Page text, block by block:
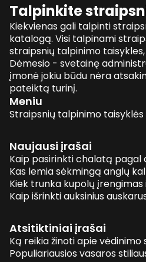
Talpinkite
Kiekvienas gali talpinti
katalogą. Visi talpinami
straipsnių talpinimo
Dėmesio - svetainę
įmonė jokiu būdu nėra
pateiktą turinį.
Meniu
Straipsnių talpinimo taisyklės
Naujausi įrašai
Kaip pasirinkti chalatą pagal
Kas lemia sėkmingą anglų
Kiek trunka kupolų
Kaip išrinkti auksinius
Atsitiktiniai įrašai
Ką reikia žinoti apie
Populiariausios vasaros